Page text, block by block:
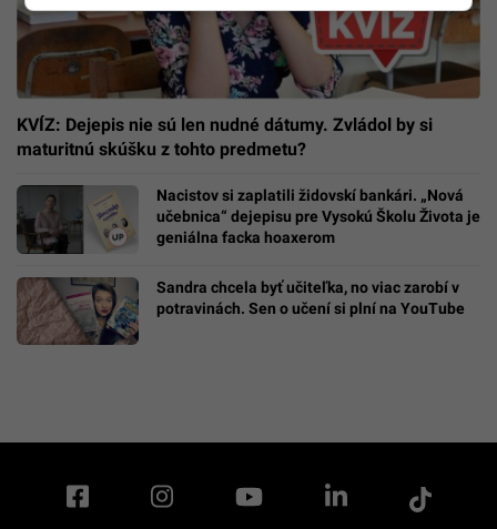
KVÍZ: Dejepis nie sú len nudné dátumy. Zvládol by si
maturitnú skúšku z tohto predmetu?
Nacistov si zaplatili židovskí bankári. „Nová
učebnica“ dejepisu pre Vysokú Školu Života je
geniálna facka hoaxerom
Sandra chcela byť učiteľka, no viac zarobí v
potravinách. Sen o učení si plní na YouTube